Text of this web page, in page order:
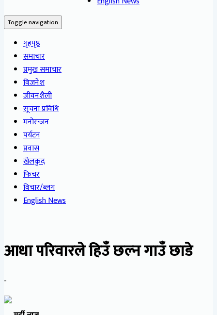
Toggle navigation
गृहपृष्ठ
समाचार
प्रमुख समाचार
विजनेश
जीवनशैली
सूचना प्रविधि
मनोरन्जन
पर्यटन
प्रवास
खेलकुद
फिचर
विचार/ब्लग
English News
आधा परिवारले हिउँ छल्न गाउँ छाडे
-